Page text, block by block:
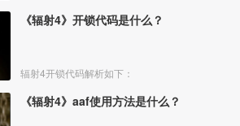
《辐射4》开锁代码是什么？
辐射4开锁代码解析如下：
《辐射4》aaf使用方法是什么？